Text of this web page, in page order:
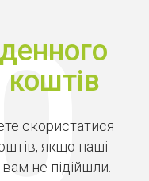
скористатися
якщо наші
не підійшли.